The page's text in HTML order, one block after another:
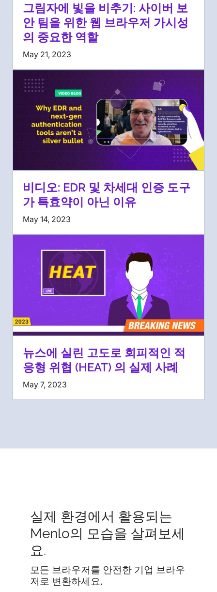
그림자에 빛을 비추기: 사이버 보
안 팀을 위한 웹 브라우저 가시성
의 중요한 역할
May 21, 2023
비디오: EDR 및 차세대 인증 도구
가 특효약이 아닌 이유
May 14, 2023
뉴스에 실린 고도로 회피적인 적
응형 위협 (HEAT) 의 실제 사례
May 7, 2023
실제 환경에서 활용되는
Menlo의 모습을 살펴보세
요.
모든 브라우저를 안전한 기업 브라우
저로 변환하세요.